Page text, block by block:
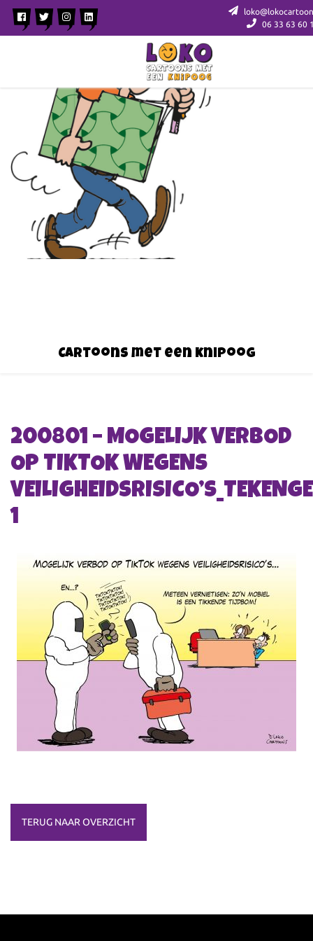
06 33 63 60
Cartoons met een knipoog
200801 – MOGELIJK VERBOD
OP TIKTOK WEGENS
1
TERUG NAAR OVERZICHT